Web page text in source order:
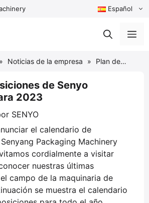
Español
Noticias de la empresa
Plan de
de Senyo
2023
SENYO
el calendario de
Packaging Machinery
cordialmente a visitar
nuestras últimas
campo de la maquinaria de
se muestra el calendario